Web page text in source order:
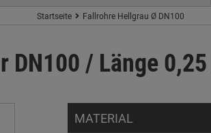
Startseite Fallrohre Hellgrau Ø DN100
DN100 / Länge
MATERIAL